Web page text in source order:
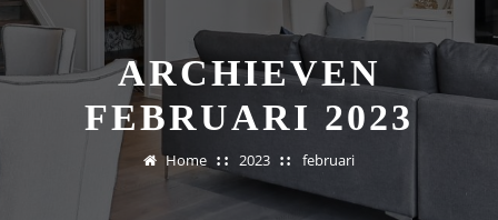
ARCHIEVEN
FEBRUARI 2023
Home 2023 februari